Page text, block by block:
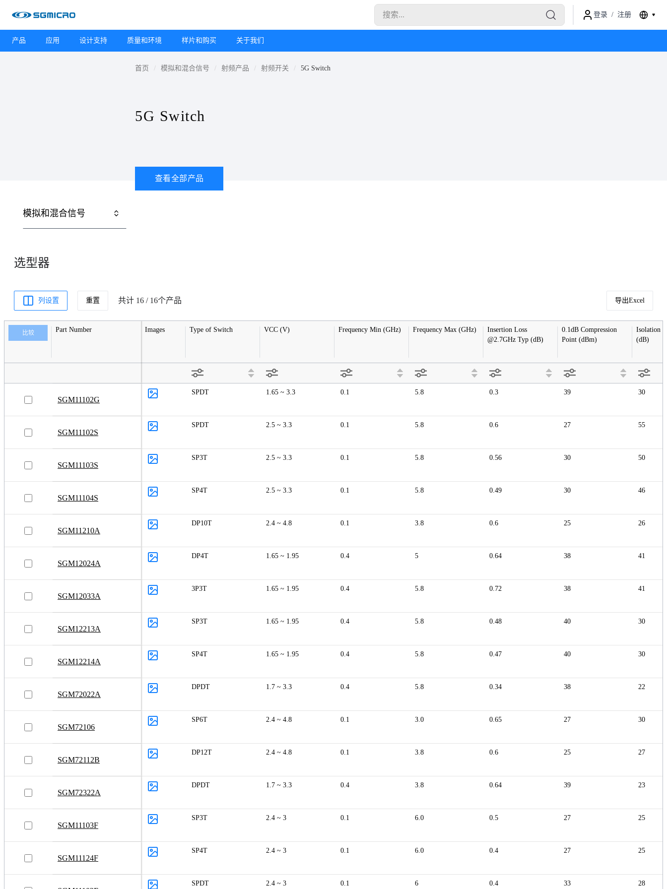
登录 / 注册
产品 应用 设计支持 质量和环境 样片和购买 关于我们
首页 模拟和混合信号 射频产品 射频开关 5G Switch
5G Switch
查看全部产品
模拟和混合信号
数据转换器
音频和视频
逻辑电路
电平转换器
模拟信号开关和多路复用器
温度传感器
射频产品
精密电阻网络
AMR 传感器
选型器
列设置 重置 共计 16 / 16个产品 导出Excel
比较 Part Number Images Type of Switch VCC (V) Frequency Min (GHz) Frequency Max (GHz)
Insertion Loss
@2.7GHz Typ (dB)
0.1dB Compression
Point (dBm)
Isolation
(dB)
SGM11102G
SPDT 1.65 ~ 3.3 0.1 5.8 0.3 39 30
SGM11102S
SPDT 2.5 ~ 3.3 0.1 5.8 0.6 27 55
SGM11103S
SP3T 2.5 ~ 3.3 0.1 5.8 0.56 30 50
SGM11104S
SP4T 2.5 ~ 3.3 0.1 5.8 0.49 30 46
SGM11210A
DP10T 2.4 ~ 4.8 0.1 3.8 0.6 25 26
SGM12024A
DP4T 1.65 ~ 1.95 0.4 5 0.64 38 41
SGM12033A
3P3T 1.65 ~ 1.95 0.4 5.8 0.72 38 41
SGM12213A
SP3T 1.65 ~ 1.95 0.4 5.8 0.48 40 30
SGM12214A
SP4T 1.65 ~ 1.95 0.4 5.8 0.47 40 30
SGM72022A
DPDT 1.7 ~ 3.3 0.4 5.8 0.34 38 22
SGM72106
SP6T 2.4 ~ 4.8 0.1 3.0 0.65 27 30
SGM72112B
DP12T 2.4 ~ 4.8 0.1 3.8 0.6 25 27
SGM72322A
DPDT 1.7 ~ 3.3 0.4 3.8 0.64 39 23
SGM11103F
SP3T 2.4 ~ 3 0.1 6.0 0.5 27 25
SGM11124F
SP4T 2.4 ~ 3 0.1 6.0 0.4 27 25
SPDT 2.4 ~ 3 0.1 6 0.4 33 28